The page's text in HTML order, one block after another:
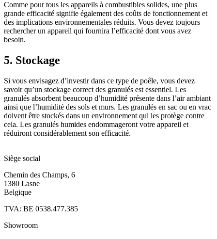
Comme pour tous les appareils à combustibles solides, une plus
grande efficacité signifie également des coûts de fonctionnement et
des implications environnementales réduits. Vous devez toujours
rechercher un appareil qui fournira l’efficacité dont vous avez
besoin.
5. Stockage
Si vous envisagez d’investir dans ce type de poêle, vous devez
savoir qu’un stockage correct des granulés est essentiel. Les
granulés absorbent beaucoup d’humidité présente dans l’air ambiant
ainsi que l’humidité des sols et murs. Les granulés en sac ou en vrac
doivent être stockés dans un environnement qui les protège contre
cela. Les granulés humides endommageront votre appareil et
réduiront considérablement son efficacité.
Siège social
Chemin des Champs, 6
1380 Lasne
Belgique
TVA: BE 0538.477.385
Showroom